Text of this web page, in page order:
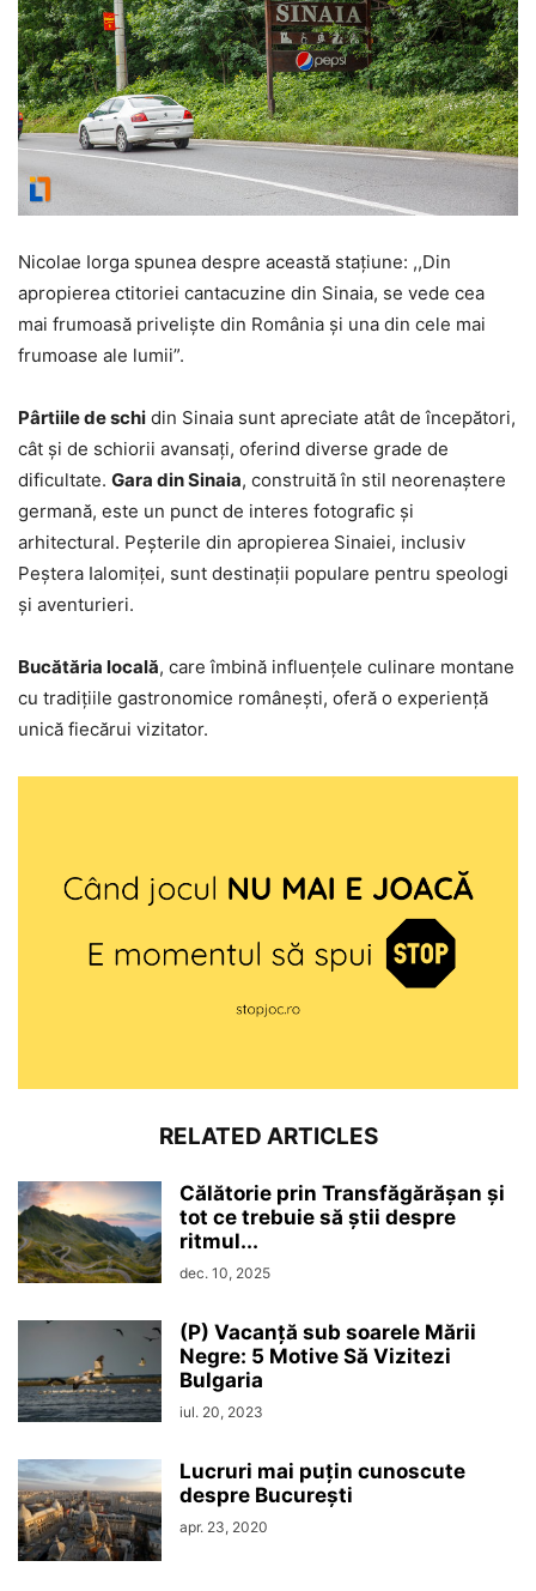
Nicolae Iorga spunea despre această staţiune: ,,Din
apropierea ctitoriei cantacuzine din Sinaia, se vede cea
mai frumoasă privelişte din România şi una din cele mai
frumoase ale lumii”.
Pârtiile de schi din Sinaia sunt apreciate atât de începători,
cât și de schiorii avansați, oferind diverse grade de
dificultate. Gara din Sinaia, construită în stil neorenaștere
germană, este un punct de interes fotografic și
arhitectural. Peșterile din apropierea Sinaiei, inclusiv
Peștera Ialomiței, sunt destinații populare pentru speologi
și aventurieri.
Bucătăria locală, care îmbină influențele culinare montane
cu tradițiile gastronomice românești, oferă o experiență
unică fiecărui vizitator.
RELATED ARTICLES
Călătorie prin Transfăgărășan și
tot ce trebuie să știi despre
ritmul...
dec. 10, 2025
(P) Vacanță sub soarele Mării
Negre: 5 Motive Să Vizitezi
Bulgaria
iul. 20, 2023
Lucruri mai puțin cunoscute
despre București
apr. 23, 2020